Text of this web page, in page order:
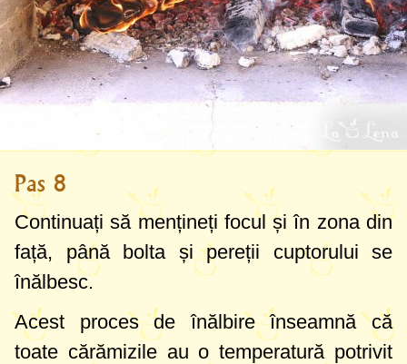
Pas 8
Continuați să mențineți focul și în zona din
față, până bolta și pereții cuptorului se
înălbesc.
Acest proces de înălbire înseamnă că
toate cărămizile au o temperatură potrivit